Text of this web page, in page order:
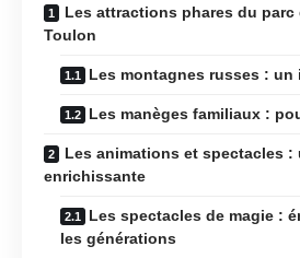
Les attractions phares du parc
Toulon
Les montagnes russes :
Les manèges familiaux :
Les animations et spectacles :
enrichissante
Les spectacles de magie :
les générations